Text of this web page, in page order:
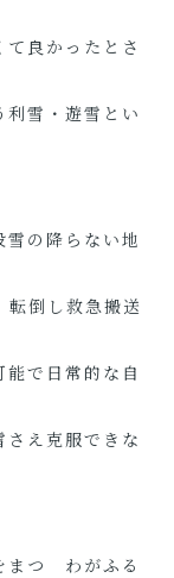
良かったとさ
雪・遊雪とい
の降らない地
倒し救急搬送
で日常的な自
え克服できな
つ わがふる